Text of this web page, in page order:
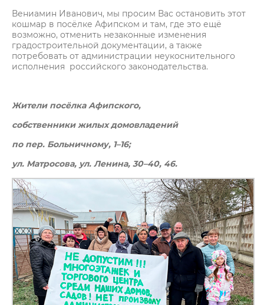
Вениамин Иванович, мы просим Вас остановить этот
кошмар в посёлке Афипском и там, где это ещё
возможно, отменить незаконные изменения
градостроительной документации, а также
потребовать от администрации неукоснительного
исполнения российского законодательства.
Жители посёлка Афипского,
собственники жилых домовладений
по пер. Больничному, 1–16;
ул. Матросова, ул. Ленина, 30–40, 46.